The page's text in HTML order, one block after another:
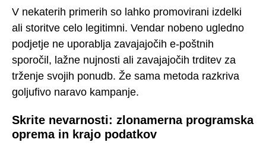
V nekaterih primerih so lahko promovirani izdelki
ali storitve celo legitimni. Vendar nobeno ugledno
podjetje ne uporablja zavajajočih e-poštnih
sporočil, lažne nujnosti ali zavajajočih trditev za
trženje svojih ponudb. Že sama metoda razkriva
goljufivo naravo kampanje.
Skrite nevarnosti: zlonamerna programska
oprema in krajo podatkov